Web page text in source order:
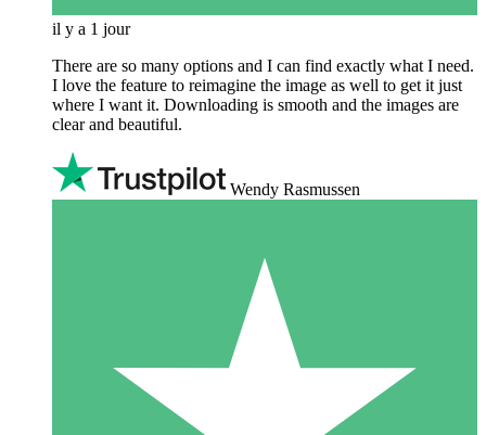
il y a 1 jour
There are so many options and I can find exactly what I need.
I love the feature to reimagine the image as well to get it just
where I want it. Downloading is smooth and the images are
clear and beautiful.
Wendy Rasmussen